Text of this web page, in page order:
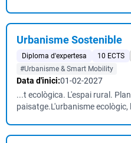
Urbanisme Sostenible
Diploma d'expertesa 10 ECTS
#Urbanisme & Smart Mobility
Data d'inici:01-02-2027
...t ecològica. L'espai rural.
paisatge.L'urbanisme ecològic,